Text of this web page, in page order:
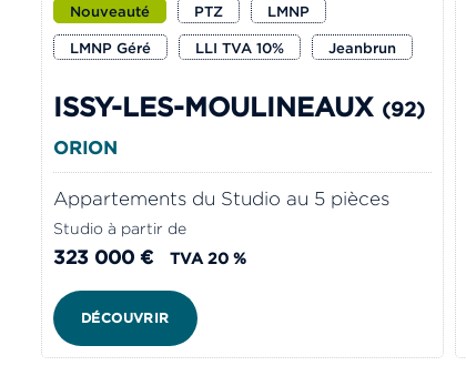
Nouveauté PTZ
LMNP
LMNP Géré
LLI TVA 10% Jeanbrun
ISSY-LES-MOULINEAUX (92)
ORION
Appartements du Studio au 5 pièces
Studio à partir de
323 000 € TVA 20 %
DÉCOUVRIR